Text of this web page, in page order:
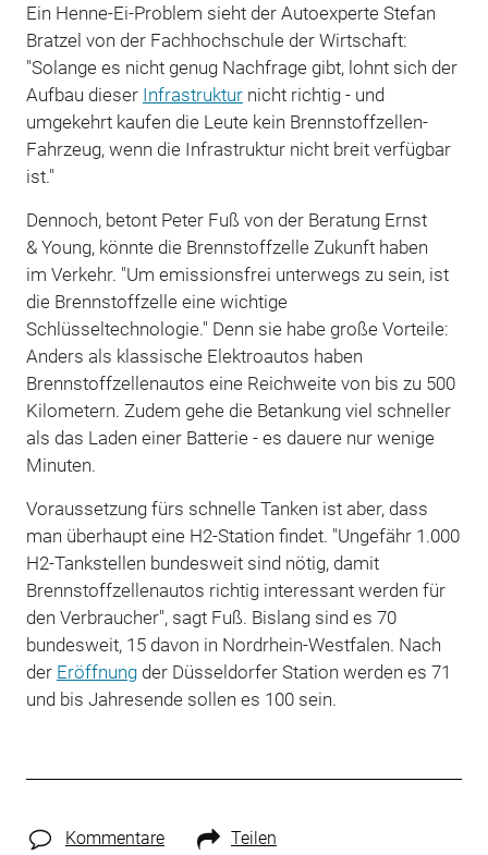
Ein Henne-Ei-Problem sieht der Autoexperte Stefan
Bratzel von der Fachhochschule der Wirtschaft:
"Solange es nicht genug Nachfrage gibt, lohnt sich der
Aufbau dieser Infrastrukturnicht richtig - und
umgekehrt kaufen die Leute kein Brennstoffzellen-
Fahrzeug, wenn die Infrastruktur nicht breit verfügbar
ist."
Dennoch, betont Peter Fuß von der Beratung Ernst
& Young, könnte die Brennstoffzelle Zukunft haben
im Verkehr. "Um emissionsfrei unterwegs zu sein, ist
die Brennstoffzelle eine wichtige
Schlüsseltechnologie." Denn sie habe große Vorteile:
Anders als klassische Elektroautos haben
Brennstoffzellenautos eine Reichweite von bis zu 500
Kilometern. Zudem gehe die Betankung viel schneller
als das Laden einer Batterie - es dauere nur wenige
Minuten.
Voraussetzung fürs schnelle Tanken ist aber, dass
man überhaupt eine H2-Station findet. "Ungefähr 1.000
H2-Tankstellen bundesweit sind nötig, damit
Brennstoffzellenautos richtig interessant werden für
den Verbraucher", sagt Fuß. Bislang sind es 70
bundesweit, 15 davon in Nordrhein-Westfalen. Nach
der Eröffnungder Düsseldorfer Station werden es 71
und bis Jahresende sollen es 100 sein.
Kommentare Teilen